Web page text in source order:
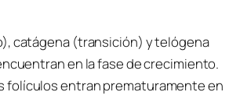
catágena (transición) y telógena
en la fase de crecimiento.
folículos entran prematuramente en